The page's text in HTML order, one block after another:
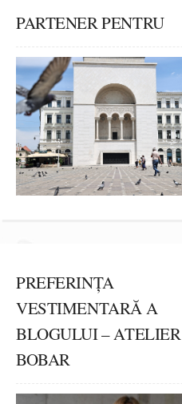
PARTENER PENTRU
PREFERINȚA
VESTIMENTARĂ A
BLOGULUI – ATELIER
BOBAR